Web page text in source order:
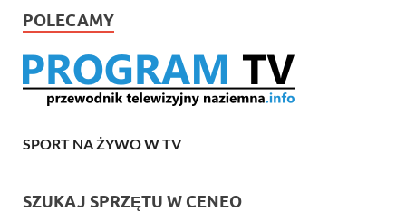
POLECAMY
SPORT NA ŻYWO W TV
SZUKAJ SPRZĘTU W CENEO